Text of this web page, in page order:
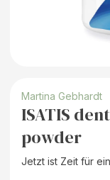
Martina Gebhardt
ISATIS
powder
Jetzt ist Zeit für